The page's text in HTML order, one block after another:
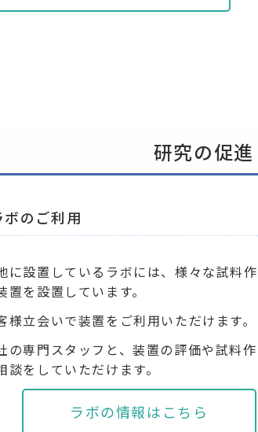
研究の促
ボのご利用
に設置しているラボには、様々な試料
置を設置しています。
様立会いで装置をご利用いただけます。
の専門スタッフと、装置の評価や試料
談をしていただけます。
ラボの情報はこちら